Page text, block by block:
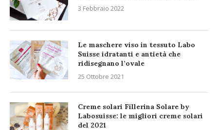
3 Febbraio 2022
Le maschere viso in tessuto Labo
Suisse idratanti e antietà che
ridisegnano l’ovale
25 Ottobre 2021
Creme solari Fillerina Solare by
Labosuisse: le migliori creme solari
del 2021